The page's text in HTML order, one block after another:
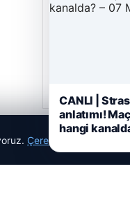
Çerez Politikamız
CANLI |
anlatımı!
hangi